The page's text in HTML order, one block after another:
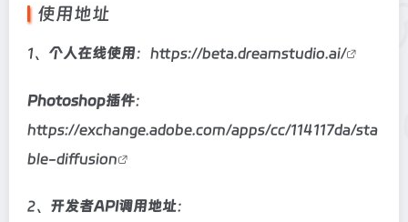
使用地址
1、 个人在线使用： https://beta.dreamstudio.ai/
Photoshop插件：
https://exchange.adobe.com/apps/cc/114117da/sta
ble-diffusion
2、 开发者API调用地址：